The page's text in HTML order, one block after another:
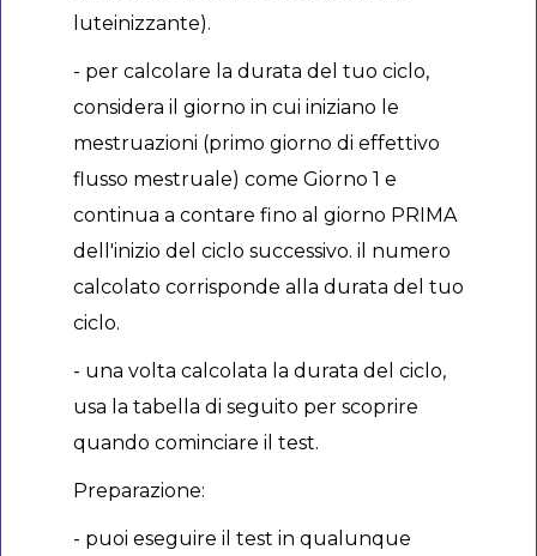
luteinizzante).
- per calcolare la durata del tuo ciclo,
considera il giorno in cui iniziano le
mestruazioni (primo giorno di effettivo
flusso mestruale) come Giorno 1 e
continua a contare fino al giorno PRIMA
dell'inizio del ciclo successivo. il numero
calcolato corrisponde alla durata del tuo
ciclo.
- una volta calcolata la durata del ciclo,
usa la tabella di seguito per scoprire
quando cominciare il test.
Preparazione:
- puoi eseguire il test in qualunque